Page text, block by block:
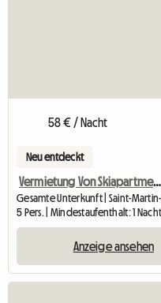
58 € / Nacht
Neu entdeckt
Vermietung Von Skiapartments Les Menuires
5 Pers. | Mindestaufenthalt: 1 Nacht
Anzeige ansehen